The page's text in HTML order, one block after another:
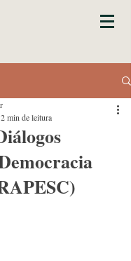
2 min de leitura